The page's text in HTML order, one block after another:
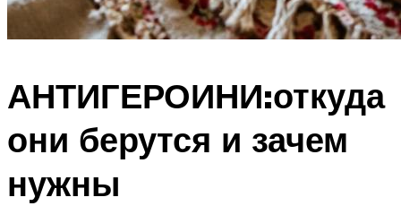
АНТИГЕРОИНИ:откуда
они берутся и зачем
нужны